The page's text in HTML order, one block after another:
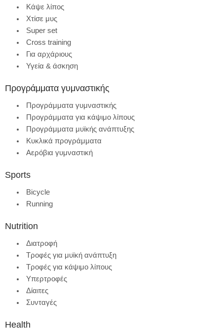
Κάψε λίπος
Χτίσε μυς
Super set
Cross training
Για αρχάριους
Υγεία & άσκηση
Προγράμματα γυμναστικής
Προγράμματα γυμναστικής
Προγράμματα για κάψιμο λίπους
Προγράμματα μυϊκής ανάπτυξης
Κυκλικά προγράμματα
Αερόβια γυμναστική
Sports
Bicycle
Running
Nutrition
Διατροφή
Τροφές για μυϊκή ανάπτυξη
Τροφές για κάψιμο λίπους
Υπερτροφές
Δίαιτες
Συνταγές
Health